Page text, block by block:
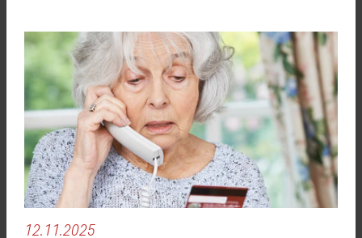
12.11.2025